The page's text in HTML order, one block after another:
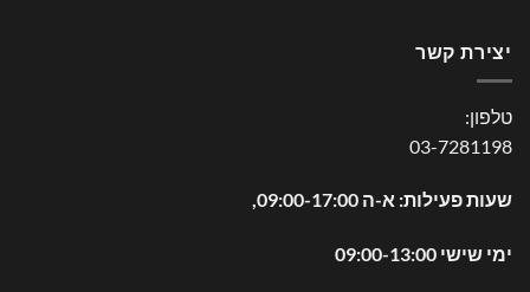
יצירת קשר
טלפון:
03-7281198
שעות פעילות: א-ה 09:00-17:00,
ימי שישי 09:00-13:00